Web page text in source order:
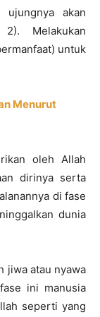
ujungnya akan
Melakukan
untuk
Menurut
oleh Allah
dirinya serta
di fase
dunia
jiwa atau nyawa
ini manusia
seperti yang